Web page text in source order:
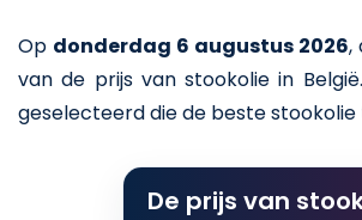
Op donderdag 6 augustus 2026,
van de prijs van stookolie in
geselecteerd die de beste
De prijs van